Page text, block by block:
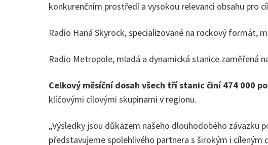
konkurenčním prostředí a vysokou relevanci obsahu pro
Radio Haná Skyrock, specializované na rockový formát,
Radio Metropole, mladá a dynamická stanice zaměřená
Celkový měsíční dosah všech tří stanic činí 474 000
klíčovými cílovými skupinami v regionu.
„Výsledky jsou důkazem našeho dlouhodobého
představujeme spolehlivého partnera s širokým i cíleným